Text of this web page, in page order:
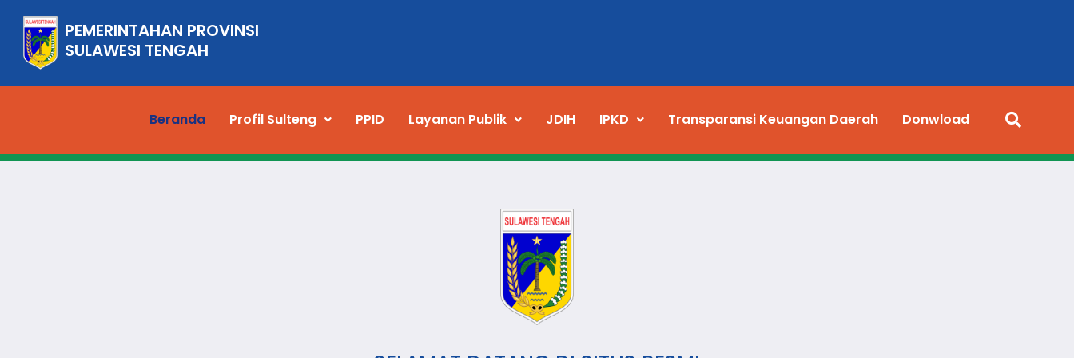
PEMERINTAHAN PROVINSI
SULAWESI TENGAH
Beranda Profil Sulteng PPID Layanan Publik JDIH IPKD Transparansi Keuangan Daerah Donwload